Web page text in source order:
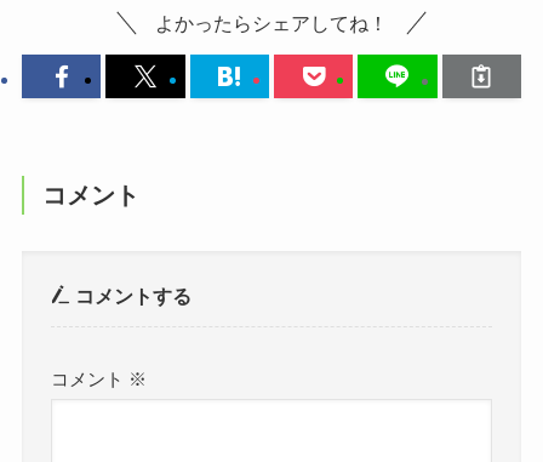
よかったらシェアしてね！
コメント
コメントする
コメント ※